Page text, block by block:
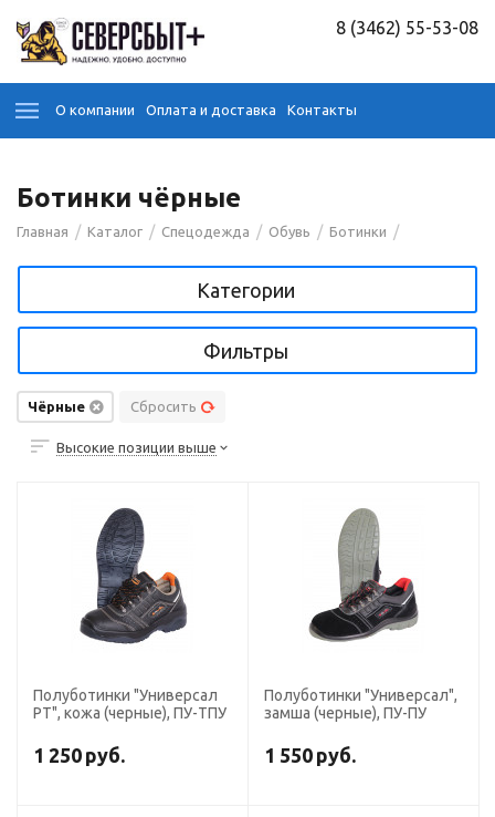
8 (3462) 55-53-08
О компании Оплата и доставка Контакты
Ботинки чёрные
Главная / Каталог / Спецодежда / Обувь / Ботинки /
Категории
Фильтры
Чёрные Сбросить
Высокие позиции выше
Полуботинки "Универсал
РТ", кожа (черные), ПУ-ТПУ
1 250 руб.
Полуботинки "Универсал",
замша (черные), ПУ-ПУ
1 550 руб.